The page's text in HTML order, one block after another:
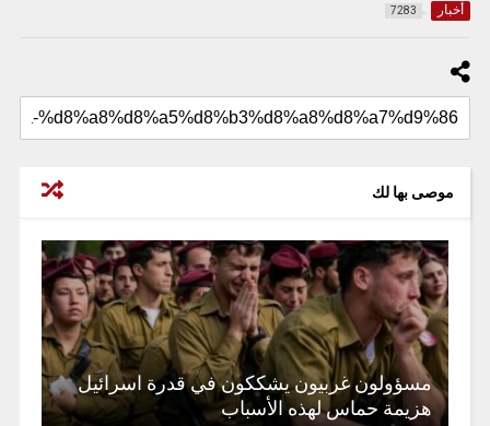
أخبار 7283
موصى بها لك
مسؤولون غربيون يشككون في قدرة اسرائيل
هزيمة حماس لهذه الأسباب